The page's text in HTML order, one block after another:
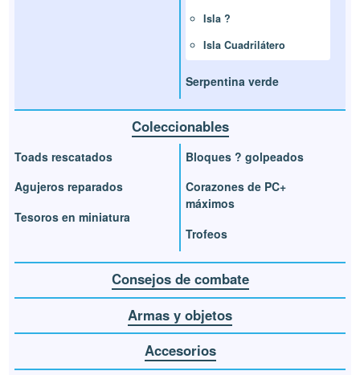
Isla ?
Isla Cuadrilátero
Serpentina verde
Coleccionables
Toads rescatados
Agujeros reparados
Tesoros en miniatura
Bloques ? golpeados
Corazones de PC+
máximos
Trofeos
Consejos de combate
Armas y objetos
Accesorios